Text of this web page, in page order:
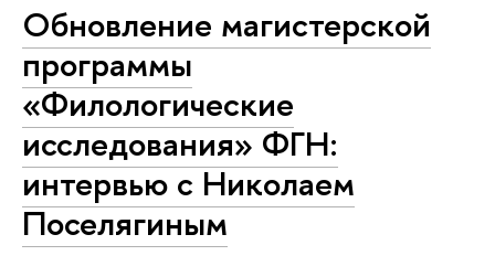
Обновление магистерской
программы
«Филологические
исследования» ФГН:
интервью с Николаем
Поселягиным